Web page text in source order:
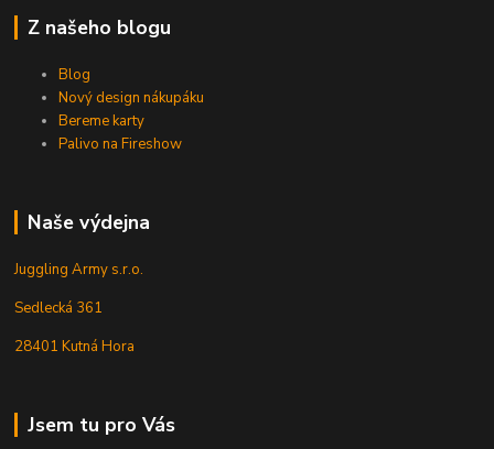
Z našeho blogu
Blog
Nový design nákupáku
Bereme karty
Palivo na Fireshow
Naše výdejna
Juggling Army s.r.o.
Sedlecká 361
28401 Kutná Hora
Jsem tu pro Vás